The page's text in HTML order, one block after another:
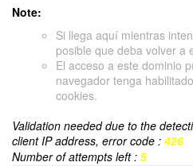
Note:
Si llega aquí mientras
posible que deba volver a
El acceso a este dominio
navegador tenga
cookies.
Validation needed due to the
client IP address, error code : 426
Number of attempts left : 5